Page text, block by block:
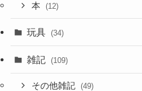
本 (12)
玩具 (34)
雑記 (109)
その他雑記 (49)